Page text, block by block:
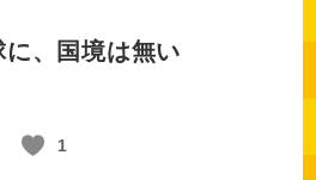
、国境は無い
1